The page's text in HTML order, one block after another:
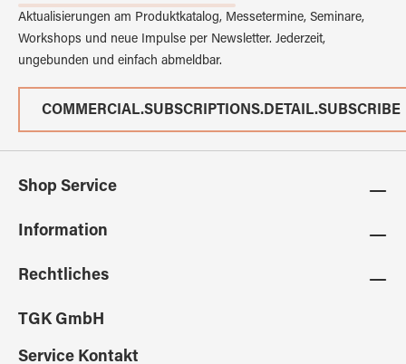
Aktualisierungen am Produktkatalog, Messetermine, Seminare,
Workshops und neue Impulse per Newsletter. Jederzeit,
ungebunden und einfach abmeldbar.
COMMERCIAL.SUBSCRIPTIONS.DETAIL.SUBSCRIBE
Shop Service
Information
Rechtliches
TGK GmbH
Service Kontakt